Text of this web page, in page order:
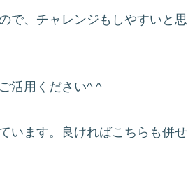
で、チャレンジもしやすいと思
活用ください^ ^
います。良ければこちらも併せ